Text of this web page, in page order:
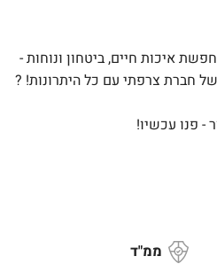
איכות חיים, ביטחון ונוחות -
- פנו עכשיו!
ממ"ד